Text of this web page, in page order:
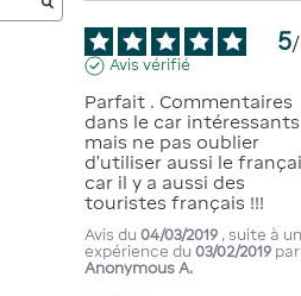
5/
Avis vérifié
Parfait . Commentaires
dans le car
mais ne pas oublier
d'utiliser aussi le
car il y a aussi des
touristes français !!!
Avis du04/03/2019 , suite à
expérience du03/02/2019 par
Anonymous A.